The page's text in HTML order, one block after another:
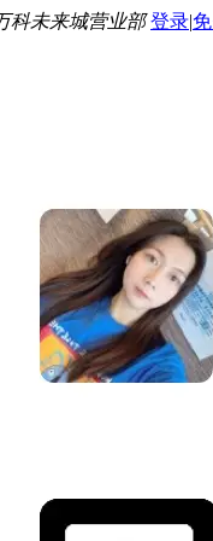
科未来城营业部登录|